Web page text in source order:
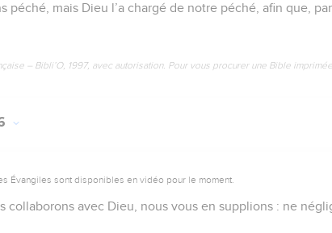
péché, mais Dieu l’a chargé de notre péché, afin que,
– Bibli’O, 1997, avec autorisation. Pour vous procurer une Bible
Évangiles sont disponibles en vidéo pour le moment.
collaborons avec Dieu, nous vous en supplions : ne